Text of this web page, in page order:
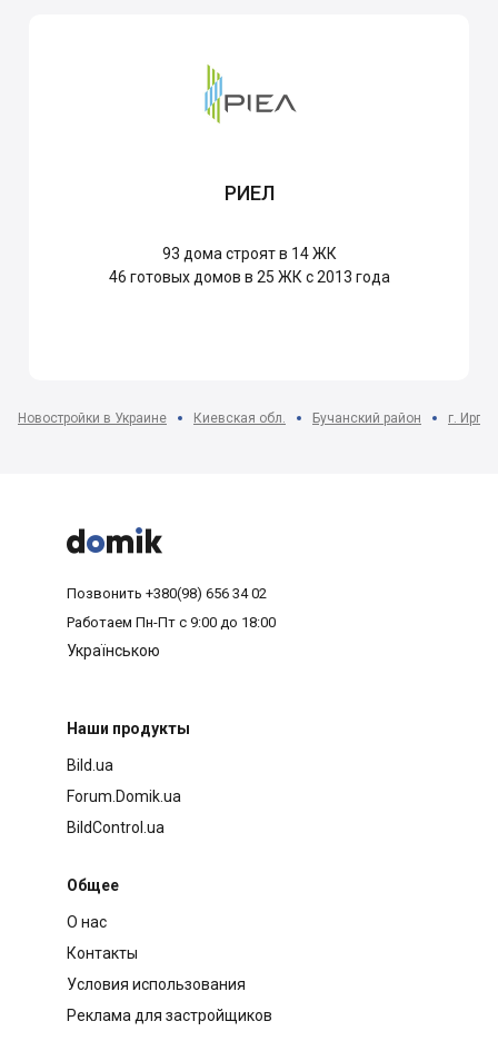
РИЕЛ
93 дома строят в 14 ЖК
46 готовых домов в 25 ЖК с 2013 года
Новостройки в Украине Киевская обл. Бучанский район г.



Позвонить +380(98) 656 34 02
Работаем Пн-Пт с 9:00 до 18:00
Українською
Наши продукты
Bild.ua
Forum.Domik.ua
BildControl.ua
Общее
О нас
Контакты
Условия использования
Реклама для застройщиков